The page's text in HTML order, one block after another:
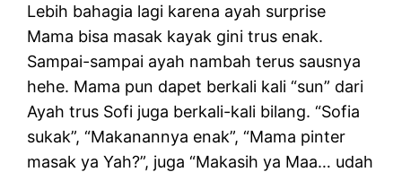
Lebih bahagia lagi karena ayah surprise
Mama bisa masak kayak gini trus enak.
Sampai-sampai ayah nambah terus sausnya
hehe. Mama pun dapet berkali kali “sun” dari
Ayah trus Sofi juga berkali-kali bilang. “Sofia
sukak”, “Makanannya enak”, “Mama pinter
masak ya Yah?”, juga “Makasih ya Maa… udah